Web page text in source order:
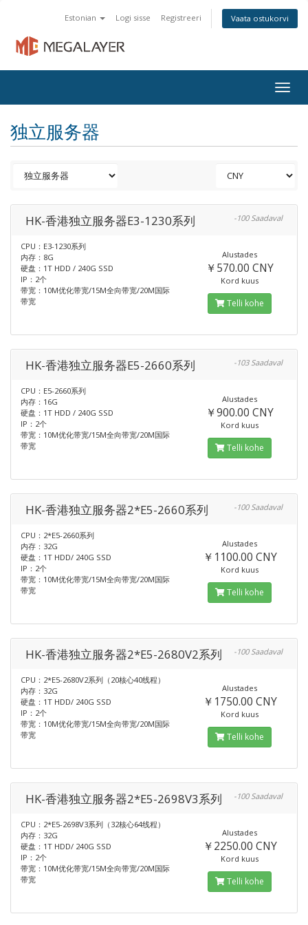
Estonian Logi sisse Registreeri Vaata ostukorvi
独立服务器
HK-香港独立服务器E3-1230系列 -100 Saadaval
CPU：E3-1230系列
内存：8G
硬盘：1T HDD / 240G SSD
IP：2个
带宽：10M优化带宽/15M全向带宽/20M国际
带宽
Alustades
￥570.00 CNY
Kord kuus
Telli kohe
HK-香港独立服务器E5-2660系列 -103 Saadaval
CPU：E5-2660系列
内存：16G
硬盘：1T HDD / 240G SSD
IP：2个
带宽：10M优化带宽/15M全向带宽/20M国际
带宽
Alustades
￥900.00 CNY
Kord kuus
Telli kohe
HK-香港独立服务器2*E5-2660系列 -100 Saadaval
CPU：2*E5-2660系列
内存：32G
硬盘：1T HDD/ 240G SSD
IP：2个
带宽：10M优化带宽/15M全向带宽/20M国际
带宽
Alustades
￥1100.00 CNY
Kord kuus
Telli kohe
HK-香港独立服务器2*E5-2680V2系列 -100 Saadaval
CPU：2*E5-2680V2系列（20核心40线程）
内存：32G
硬盘：1T HDD/ 240G SSD
IP：2个
带宽：10M优化带宽/15M全向带宽/20M国际
带宽
Alustades
￥1750.00 CNY
Kord kuus
Telli kohe
HK-香港独立服务器2*E5-2698V3系列 -100 Saadaval
CPU：2*E5-2698V3系列（32核心64线程）
内存：32G
硬盘：1T HDD/ 240G SSD
IP：2个
带宽：10M优化带宽/15M全向带宽/20M国际
带宽
Alustades
￥2250.00 CNY
Kord kuus
Telli kohe